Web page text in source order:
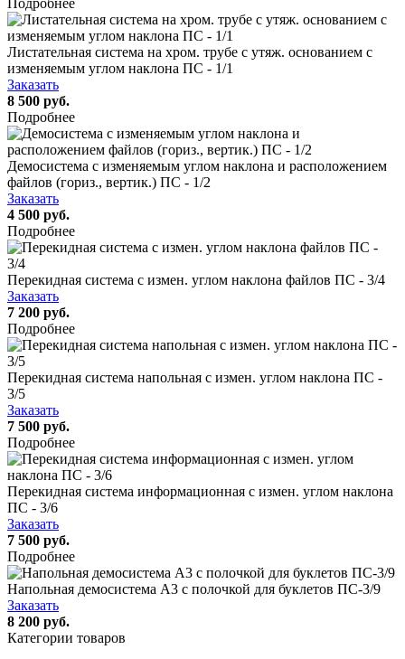
Листательная система на хром. трубе с утяж. основанием с
изменяемым углом наклона ПС - 1/1
Заказать
8 500 руб.
Подробнее
Демосистема с изменяемым углом наклона и расположением
файлов (гориз., вертик.) ПС - 1/2
Заказать
4 500 руб.
Подробнее
Перекидная система с измен. углом наклона файлов ПС - 3/4
Заказать
7 200 руб.
Подробнее
Перекидная система напольная с измен. углом наклона ПС -
3/5
Заказать
7 500 руб.
Подробнее
Перекидная система информационная с измен. углом наклона
ПС - 3/6
Заказать
7 500 руб.
Подробнее
Напольная демосистема А3 с полочкой для буклетов ПС-3/9
Заказать
8 200 руб.
Категории товаров